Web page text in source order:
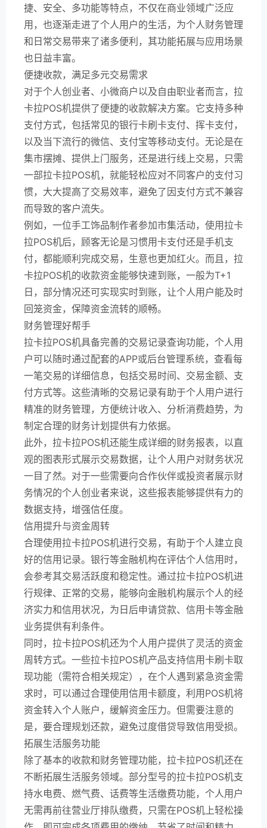
捷、安全、多功能等特点，不仅在商业领域广泛应
用，也逐渐走进了个人用户的生活，为个人财务管理
和日常交易带来了诸多便利，其功能拓展与应用场景
也日益丰富。
便捷收款，满足多元交易需求
对于个人创业者、小微商户以及自由职业者而言，拉
卡拉POS机提供了便捷的收款解决方案。它支持多种
支付方式，包括常见的银行卡刷卡支付、挥卡支付，
以及当下流行的微信、支付宝等移动支付。无论是在
集市摆摊、提供上门服务，还是进行线上交易，只需
一部拉卡拉POS机，就能轻松应对不同客户的支付习
惯，大大提高了交易效率，避免了因支付方式不兼容
而导致的客户流失。
例如，一位手工饰品制作者参加市集活动，使用拉卡
拉POS机后，顾客无论是习惯用卡支付还是手机支
付，都能顺利完成交易，生意也更加红火。而且，拉
卡拉POS机的收款资金能够快速到账，一般为T+1
日，部分情况还可实现实时到账，让个人用户能及时
回笼资金，保障资金流转的顺畅。
财务管理好帮手
拉卡拉POS机具备完善的交易记录查询功能，个人用
户可以随时通过配套的APP或后台管理系统，查看每
一笔交易的详细信息，包括交易时间、交易金额、支
付方式等。这些清晰的交易记录有助于个人用户进行
精准的财务管理，方便统计收入、分析消费趋势，为
制定合理的财务计划提供有力依据。
此外，拉卡拉POS机还能生成详细的财务报表，以直
观的图表形式展示交易数据，让个人用户对财务状况
一目了然。对于一些需要向合作伙伴或投资者展示财
务情况的个人创业者来说，这些报表能够提供有力的
数据支持，增强信任度。
信用提升与资金周转
合理使用拉卡拉POS机进行交易，有助于个人建立良
好的信用记录。银行等金融机构在评估个人信用时，
会参考其交易活跃度和稳定性。通过拉卡拉POS机进
行规律、正常的交易，能够向金融机构展示个人的经
济实力和信用状况，为日后申请贷款、信用卡等金融
业务提供有利条件。
同时，拉卡拉POS机还为个人用户提供了灵活的资金
周转方式。一些拉卡拉POS机产品支持信用卡刷卡取
现功能（需符合相关规定），在个人遇到紧急资金需
求时，可以通过合理使用信用卡额度，利用POS机将
资金转入个人账户，缓解资金压力。但需要注意的
是，要合理规划还款，避免过度借贷导致信用受损。
拓展生活服务功能
除了基本的收款和财务管理功能，拉卡拉POS机还在
不断拓展生活服务领域。部分型号的拉卡拉POS机支
持水电费、燃气费、话费等生活缴费功能，个人用户
无需再前往营业厅排队缴费，只需在POS机上轻松操